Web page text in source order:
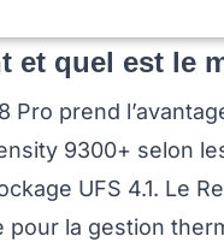
et quel est le
Pro prend
9300+ selon
UFS 4.1. Le
pour la gestion